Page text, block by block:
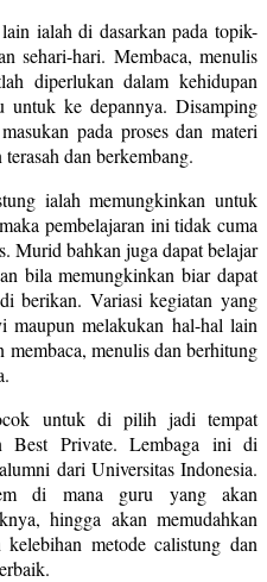
ialah di dasarkan pada topik-
sehari-hari. Membaca, menulis
diperlukan dalam kehidupan
untuk ke depannya. Disamping
pada proses dan materi
dan berkembang.
ialah memungkinkan untuk
pembelajaran ini tidak cuma
Murid bahkan juga dapat belajar
bila memungkinkan biar dapat
berikan. Variasi kegiatan yang
maupun melakukan hal-hal lain
membaca, menulis dan berhitung
untuk di pilih jadi tempat
Best Private. Lembaga ini di
dari Universitas Indonesia.
di mana guru yang akan
hingga akan memudahkan
metode calistung dan